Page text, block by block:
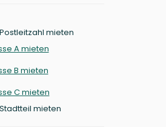
mieten
A mieten
B mieten
C mieten
mieten